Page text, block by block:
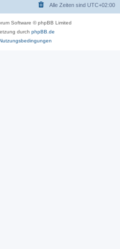
Alle Zeiten sind UTC+02:00
Software © phpBB Limited
durch phpBB.de